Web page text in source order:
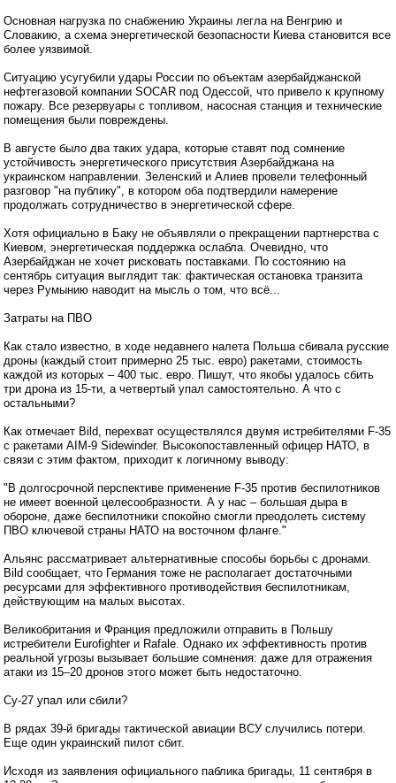
Основная нагрузка по снабжению Украины легла на Венгрию и
Словакию, а схема энергетической безопасности Киева становится все
более уязвимой.
Ситуацию усугубили удары России по объектам азербайджанской
нефтегазовой компании SOCAR под Одессой, что привело к крупному
пожару. Все резервуары с топливом, насосная станция и технические
помещения были повреждены.
В августе было два таких удара, которые ставят под сомнение
устойчивость энергетического присутствия Азербайджана на
украинском направлении. Зеленский и Алиев провели телефонный
разговор "на публику", в котором оба подтвердили намерение
продолжать сотрудничество в энергетической сфере.
Хотя официально в Баку не объявляли о прекращении партнерства с
Киевом, энергетическая поддержка ослабла. Очевидно, что
Азербайджан не хочет рисковать поставками. По состоянию на
сентябрь ситуация выглядит так: фактическая остановка транзита
через Румынию наводит на мысль о том, что всё...
Затраты на ПВО
Как стало известно, в ходе недавнего налета Польша сбивала русские
дроны (каждый стоит примерно 25 тыс. евро) ракетами, стоимость
каждой из которых – 400 тыс. евро. Пишут, что якобы удалось сбить
три дрона из 15-ти, а четвертый упал самостоятельно. А что с
остальными?
Как отмечает Bild, перехват осуществлялся двумя истребителями F-35
с ракетами AIM-9 Sidewinder. Высокопоставленный офицер НАТО, в
связи с этим фактом, приходит к логичному выводу:
"В долгосрочной перспективе применение F-35 против беспилотников
не имеет военной целесообразности. А у нас – большая дыра в
обороне, даже беспилотники спокойно смогли преодолеть систему
ПВО ключевой страны НАТО на восточном фланге."
Альянс рассматривает альтернативные способы борьбы с дронами.
Bild сообщает, что Германия тоже не располагает достаточными
ресурсами для эффективного противодействия беспилотникам,
действующим на малых высотах.
Великобритания и Франция предложили отправить в Польшу
истребители Eurofighter и Rafale. Однако их эффективность против
реальной угрозы вызывает большие сомнения: даже для отражения
атаки из 15–20 дронов этого может быть недостаточно.
Су-27 упал или сбили?
В рядах 39-й бригады тактической авиации ВСУ случились потери.
Еще один украинский пилот сбит.
Исходя из заявления официального паблика бригады, 11 сентября в